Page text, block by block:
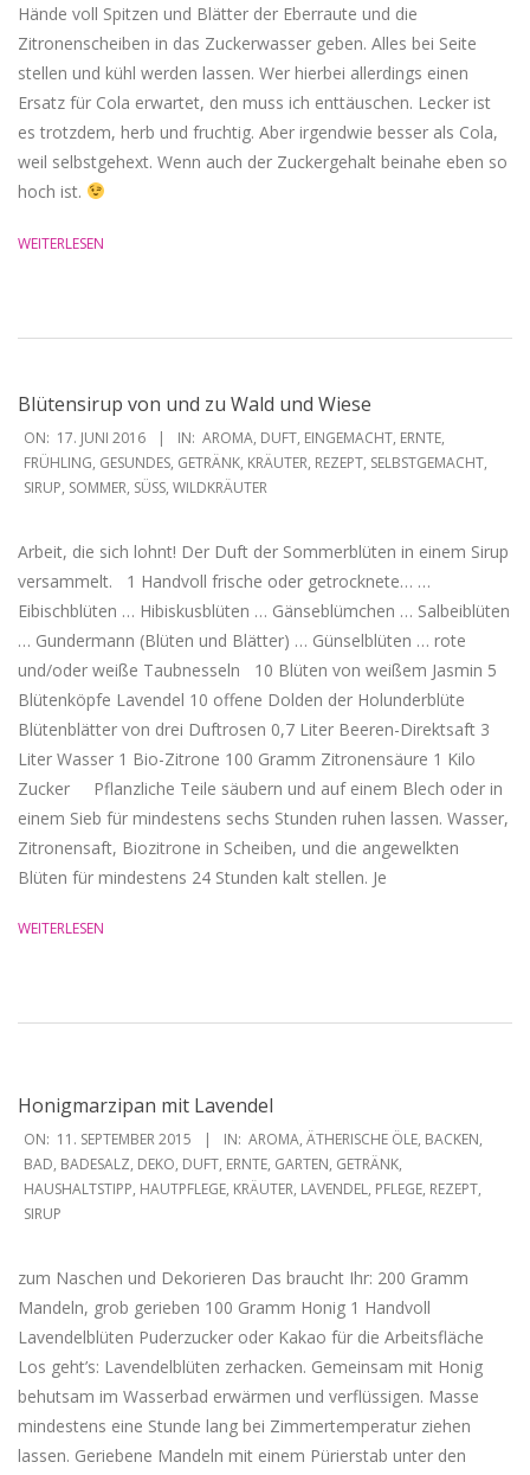
Hände voll Spitzen und Blätter der Eberraute und die
Zitronenscheiben in das Zuckerwasser geben. Alles bei Seite
stellen und kühl werden lassen. Wer hierbei allerdings einen
Ersatz für Cola erwartet, den muss ich enttäuschen. Lecker ist
es trotzdem, herb und fruchtig. Aber irgendwie besser als Cola,
weil selbstgehext. Wenn auch der Zuckergehalt beinahe eben so
hoch ist.
WEITERLESEN
Blütensirup von und zu Wald und Wiese
2016-
06-
17
ON: 17. JUNI 2016 IN: AROMA, DUFT, EINGEMACHT, ERNTE,
FRÜHLING, GESUNDES, GETRÄNK, KRÄUTER, REZEPT, SELBSTGEMACHT,
SIRUP, SOMMER, SÜSS , WILDKRÄUTER
Arbeit, die sich lohnt! Der Duft der Sommerblüten in einem Sirup
versammelt. 1 Handvoll frische oder getrocknete… …
Eibischblüten … Hibiskusblüten … Gänseblümchen … Salbeiblüten
… Gundermann (Blüten und Blätter) … Günselblüten … rote
und/oder weiße Taubnesseln 10 Blüten von weißem Jasmin 5
Blütenköpfe Lavendel 10 offene Dolden der Holunderblüte
Blütenblätter von drei Duftrosen 0,7 Liter Beeren-Direktsaft 3
Liter Wasser 1 Bio-Zitrone 100 Gramm Zitronensäure 1 Kilo
Zucker Pflanzliche Teile säubern und auf einem Blech oder in
einem Sieb für mindestens sechs Stunden ruhen lassen. Wasser,
Zitronensaft, Biozitrone in Scheiben, und die angewelkten
Blüten für mindestens 24 Stunden kalt stellen. Je
WEITERLESEN
Honigmarzipan mit Lavendel
2015-
09-
11
ON: 11. SEPTEMBER 2015 IN: AROMA, ÄTHERISCHE ÖLE, BACKEN,
BAD, BADESALZ, DEKO, DUFT, ERNTE, GARTEN, GETRÄNK,
HAUSHALTSTIPP, HAUTPFLEGE, KRÄUTER, LAVENDEL, PFLEGE, REZEPT,
SIRUP
zum Naschen und Dekorieren Das braucht Ihr: 200 Gramm
Mandeln, grob gerieben 100 Gramm Honig 1 Handvoll
Lavendelblüten Puderzucker oder Kakao für die Arbeitsfläche
Los geht’s: Lavendelblüten zerhacken. Gemeinsam mit Honig
behutsam im Wasserbad erwärmen und verflüssigen. Masse
mindestens eine Stunde lang bei Zimmertemperatur ziehen
lassen. Geriebene Mandeln mit einem Pürierstab unter den